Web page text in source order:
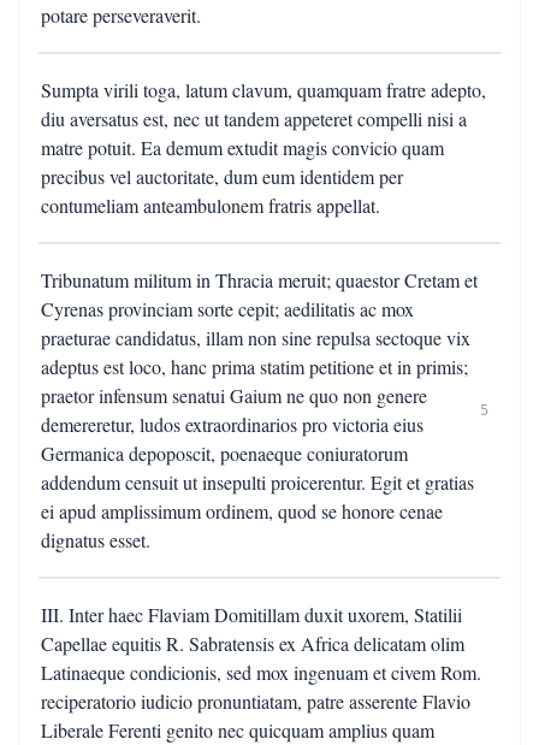
potare perseveraverit.
Sumpta virili toga, latum clavum, quamquam fratre adepto,
diu aversatus est, nec ut tandem appeteret compelli nisi a
matre potuit. Ea demum extudit magis convicio quam
precibus vel auctoritate, dum eum identidem per
contumeliam anteambulonem fratris appellat.
Tribunatum militum in Thracia meruit; quaestor Cretam et
Cyrenas provinciam sorte cepit; aedilitatis ac mox
praeturae candidatus, illam non sine repulsa sectoque vix
adeptus est loco, hanc prima statim petitione et in primis;
praetor infensum senatui Gaium ne quo non genere
demereretur, ludos extraordinarios pro victoria eius
Germanica depoposcit, poenaeque coniuratorum
addendum censuit ut insepulti proicerentur. Egit et gratias
ei apud amplissimum ordinem, quod se honore cenae
dignatus esset.
5
III. Inter haec Flaviam Domitillam duxit uxorem, Statilii
Capellae equitis R. Sabratensis ex Africa delicatam olim
Latinaeque condicionis, sed mox ingenuam et civem Rom.
reciperatorio iudicio pronuntiatam, patre asserente Flavio
Liberale Ferenti genito nec quicquam amplius quam